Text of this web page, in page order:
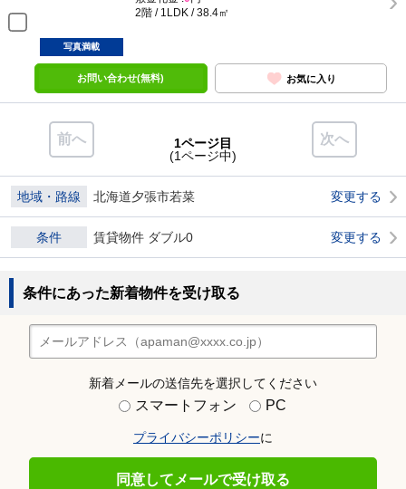
2階 / 1LDK / 38.4㎡
写真満載
お問い合わせ(無料) お気に入り
前へ 次へ
1ページ目
(1ページ中)
地域・路線 北海道夕張市若菜 変更する
条件 賃貸物件 ダブル0 変更する
条件にあった新着物件を受け取る
新着メールの送信先を選択してください
スマートフォン PC
プライバシーポリシーに
同意してメールで受け取る